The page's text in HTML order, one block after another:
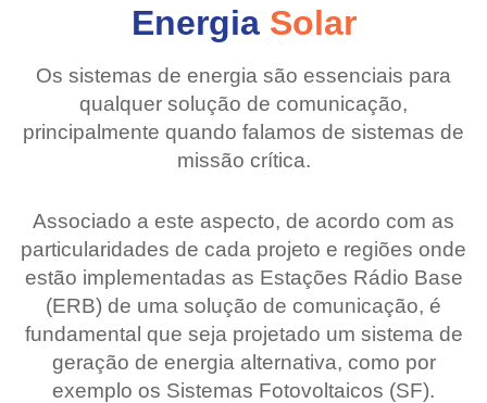
Energia Solar
Os sistemas de energia são essenciais para
qualquer solução de comunicação,
principalmente quando falamos de sistemas de
missão crítica.
Associado a este aspecto, de acordo com as
particularidades de cada projeto e regiões onde
estão implementadas as Estações Rádio Base
(ERB) de uma solução de comunicação, é
fundamental que seja projetado um sistema de
geração de energia alternativa, como por
exemplo os Sistemas Fotovoltaicos (SF).